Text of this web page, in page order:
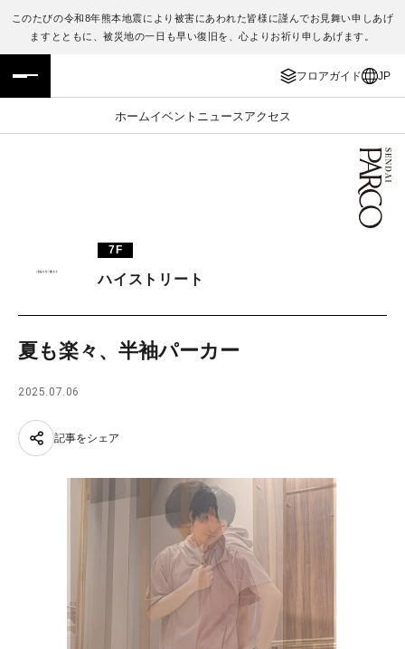
このたびの令和8年熊本地震により被害にあわれた皆様に謹んでお見舞い申しあげ
ますとともに、被災地の一日も早い復旧を、心よりお祈り申しあげます。
フロアガイド JP
ホームイベント ニュース アクセス
フロアガイド
施設案内・アクセス
TAX FREE
ENGLISH
繁体字
日本語
7F
ハイストリート
夏も楽々、半袖パーカー
2025.07.06
記事をシェア